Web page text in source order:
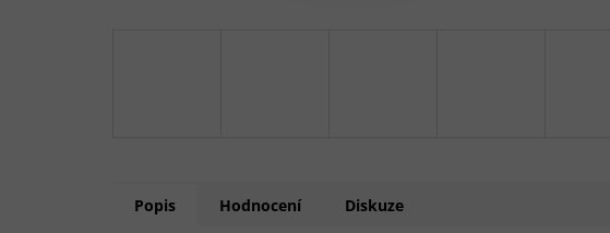
Popis Hodnocení Diskuze